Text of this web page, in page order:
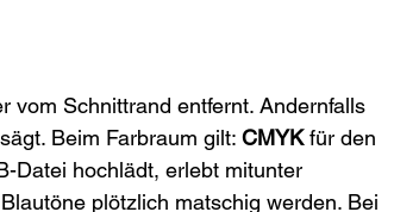
vom Schnittrand entfernt. Andernfalls
Beim Farbraum gilt: CMYK für den
Datei hochlädt, erlebt mitunter
plötzlich matschig werden. Bei